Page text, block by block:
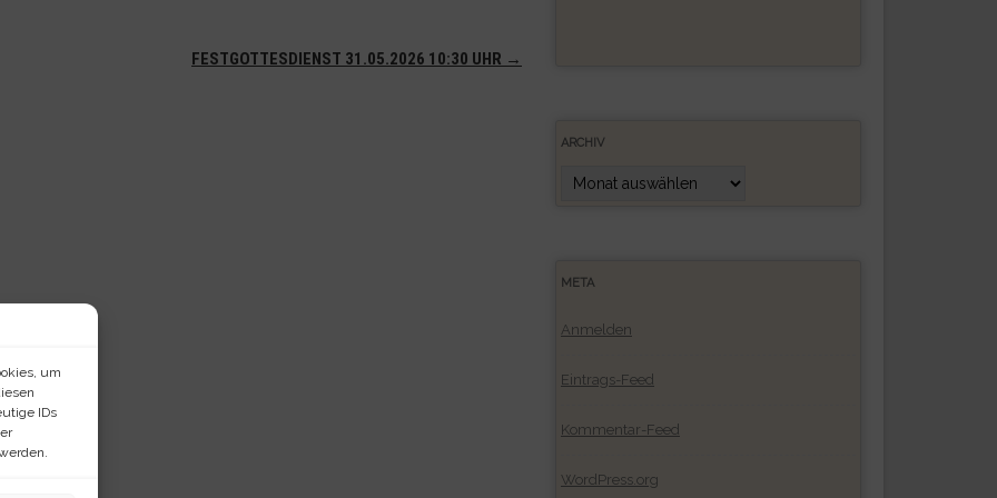
um
IDs
FESTGOTTESDIENST 31.05.2026 10:30 UHR →
ARCHIV
META
Anmelden
Eintrags-Feed
Kommentar-Feed
WordPress.org